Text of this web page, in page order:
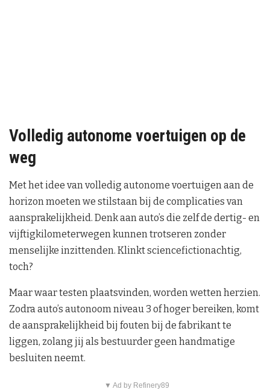
Volledig autonome voertuigen op de
weg
Met het idee van volledig autonome voertuigen aan de
horizon moeten we stilstaan bij de complicaties van
aansprakelijkheid. Denk aan auto’s die zelf de dertig- en
vijftigkilometerwegen kunnen trotseren zonder
menselijke inzittenden. Klinkt sciencefictionachtig,
toch?
Maar waar testen plaatsvinden, worden wetten herzien.
Zodra auto’s autonoom niveau 3 of hoger bereiken, komt
de aansprakelijkheid bij fouten bij de fabrikant te
liggen, zolang jij als bestuurder geen handmatige
besluiten neemt.
▼ Ad by Refinery89